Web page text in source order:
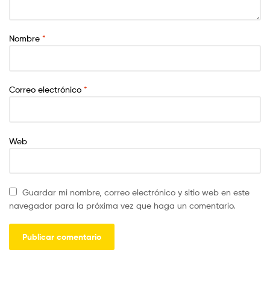
Nombre *
Correo electrónico *
Web
Guardar mi nombre, correo electrónico y sitio web en este
navegador para la próxima vez que haga un comentario.